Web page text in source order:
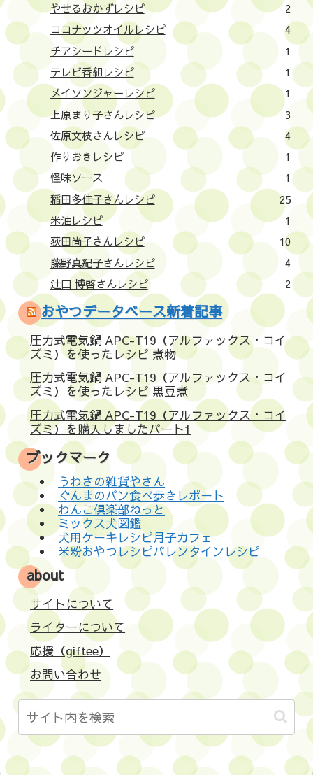
やせるおかずレシピ
2
ココナッツオイルレシピ
4
チアシードレシピ
1
テレビ番組レシピ
1
メイソンジャーレシピ
1
上原まり子さんレシピ
3
佐原文枝さんレシピ
4
作りおきレシピ
1
怪味ソース
1
稲田多佳子さんレシピ
25
米油レシピ
1
荻田尚子さんレシピ
10
藤野真紀子さんレシピ
4
辻口 博啓さんレシピ
2
おやつデータベース新着記事
圧力式電気鍋 APC-T19（アルファックス・コイ
ズミ）を使ったレシピ 煮物
圧力式電気鍋 APC-T19（アルファックス・コイ
ズミ）を使ったレシピ 黒豆煮
圧力式電気鍋 APC-T19（アルファックス・コイ
ズミ）を購入しましたパート1
ブックマーク
うわさの雑貨やさん
ぐんまのパン食べ歩きレポート
わんこ倶楽部ねっと
ミックス犬図鑑
犬用ケーキレシピ月子カフェ
米粉おやつレシピバレンタインレシピ
about
サイトについて
ライターについて
応援（giftee）
お問い合わせ